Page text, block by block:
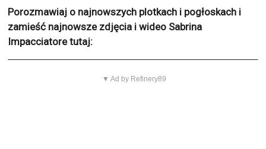
Porozmawiaj o najnowszych plotkach i pogłoskach i
zamieść najnowsze zdjęcia i wideo Sabrina
Impacciatore tutaj:
▼ Ad by Refinery89